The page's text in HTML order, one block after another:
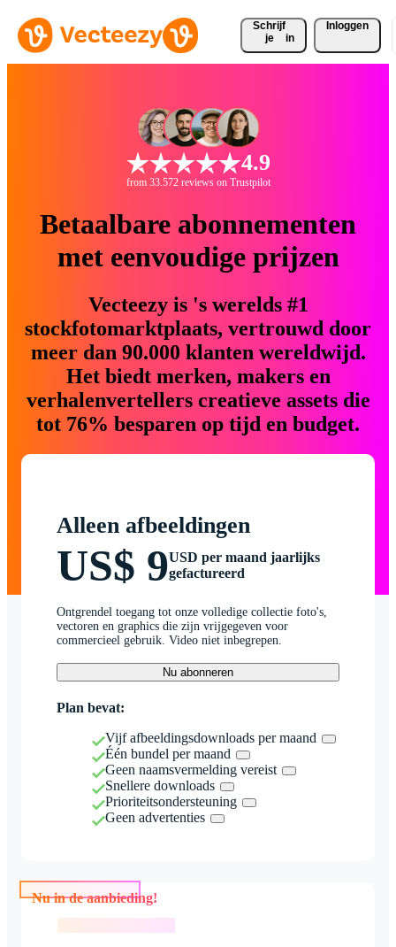
Schrijf
je
in
Inloggen
4.9
from 33.572 reviews on Trustpilot
Betaalbare abonnementen
met eenvoudige prijzen
Vecteezy is 's werelds #1
stockfotomarktplaats, vertrouwd door
meer dan 90.000 klanten wereldwijd.
Het biedt merken, makers en
verhalenvertellers creatieve assets die
tot 76% besparen op tijd en budget.
Alleen afbeeldingen
US$ 9USD per maand jaarlijks
gefactureerd
Ontgrendel toegang tot onze volledige collectie foto's,
vectoren en graphics die zijn vrijgegeven voor
commercieel gebruik. Video niet inbegrepen.
Nu abonneren
Plan bevat:
Vijf afbeeldingsdownloads per maand
Één bundel per maand
Geen naamsvermelding vereist
Snellere downloads
Prioriteitsondersteuning
Geen advertenties
Nu in de aanbieding!